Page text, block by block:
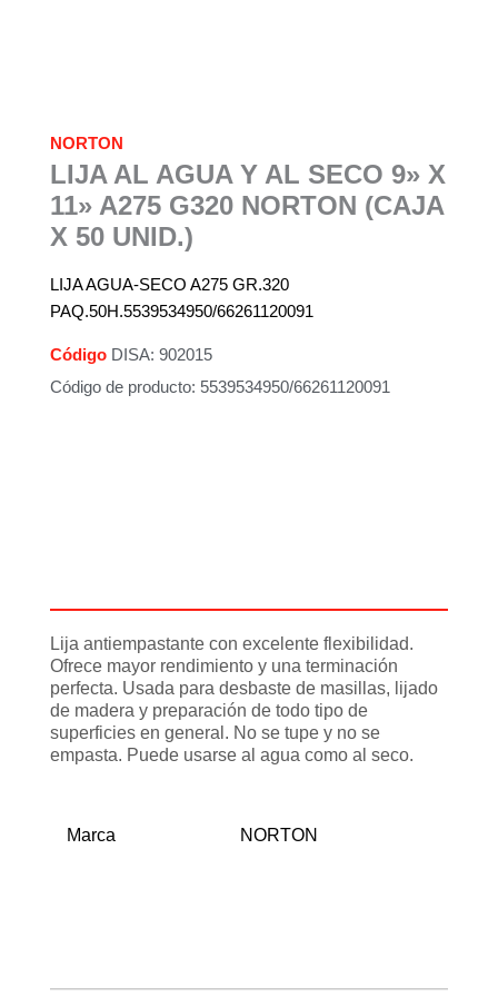
NORTON
LIJA AL AGUA Y AL SECO 9» X
11» A275 G320 NORTON (CAJA
X 50 UNID.)
LIJA AGUA-SECO A275 GR.320
PAQ.50H.5539534950/66261120091
Código DISA: 902015
Código de producto: 5539534950/66261120091
Lija antiempastante con excelente flexibilidad.
Ofrece mayor rendimiento y una terminación
perfecta. Usada para desbaste de masillas, lijado
de madera y preparación de todo tipo de
superficies en general. No se tupe y no se
empasta. Puede usarse al agua como al seco.
Marca NORTON